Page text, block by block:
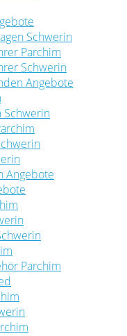
Schwerin
Parchim
Schwerin
Angebote
Schwerin
Angebote
Parchim